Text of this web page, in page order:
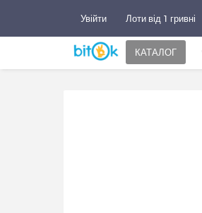
Увійти Лоти від 1 гривні
КАТАЛОГ